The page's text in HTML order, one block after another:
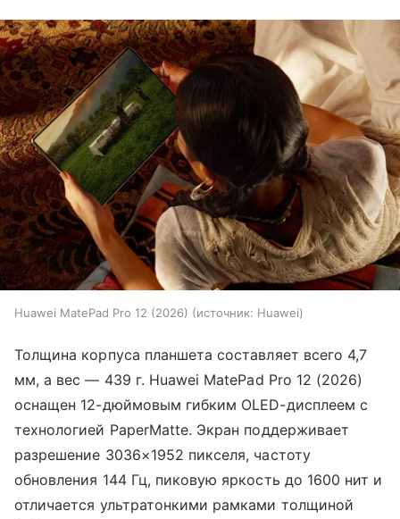
Huawei MatePad Pro 12 (2026) источник: Huawei
Толщина корпуса планшета составляет всего 4,7
мм, а вес — 439 г. Huawei MatePad Pro 12 (2026)
оснащен 12-дюймовым гибким OLED-дисплеем с
технологией PaperMatte. Экран поддерживает
разрешение 3036×1952 пикселя, частоту
обновления 144 Гц, пиковую яркость до 1600 нит и
отличается ультратонкими рамками толщиной